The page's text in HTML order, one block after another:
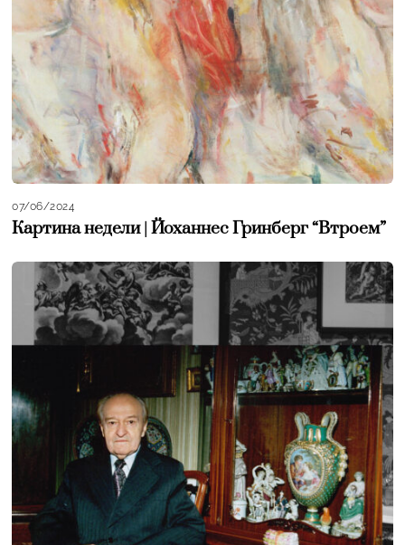
07/06/2024
Картина недели | Йоханнес Гринберг “Втроем”